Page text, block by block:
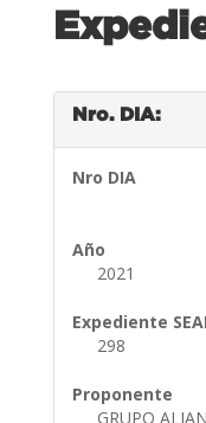
Nro. DIA:
Nro DIA
Año
2021
Expediente
298
Proponente
GRUPO